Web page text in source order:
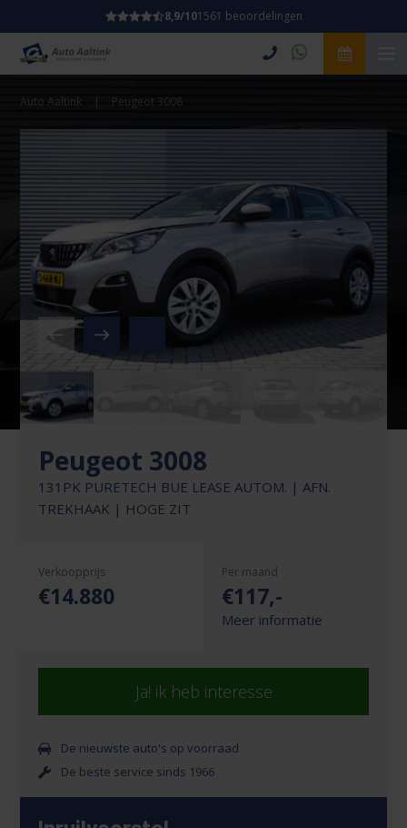
8,9/101561 beoordelingen
Auto Aaltink | Peugeot 3008
Peugeot 3008
131PK PURETECH BUE LEASE AUTOM. | AFN.
TREKHAAK | HOGE ZIT
Verkoopprijs
€14.880
Per maand
€117,-
Meer informatie
Ja! ik heb interesse
De nieuwste auto's op voorraad
De beste service sinds 1966